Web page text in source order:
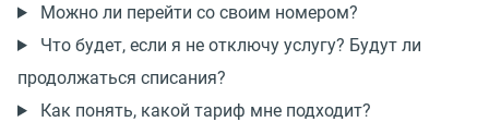
Можно ли перейти со своим номером?
Что будет, если я не отключу услугу? Будут ли
продолжаться списания?
Как понять, какой тариф мне подходит?